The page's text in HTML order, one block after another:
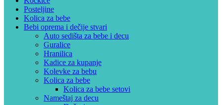
Posteljine
Kolica za bebe
Bebi oprema i dečije stvari
Auto sedišta za bebe i decu
Guralice
Hranilica
Kadice za kupanje
Kolevke za bebu
Kolica za bebe
Kolica za bebe setovi
Nameštaj za decu